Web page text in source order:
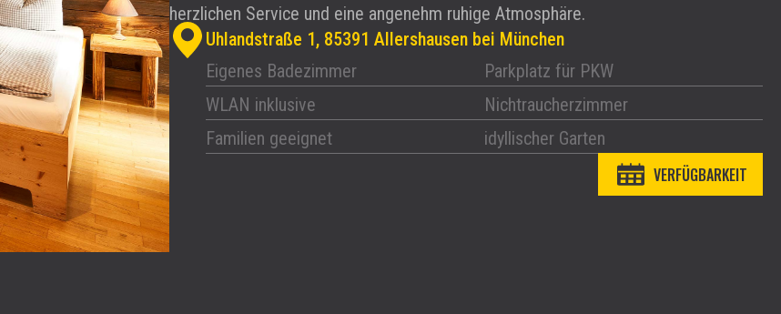
herzlichen Service und eine angenehm ruhige Atmosphäre.
Uhlandstraße 1, 85391 Allershausen bei München
Eigenes Badezimmer
Parkplatz für PKW
WLAN inklusive
Nichtraucherzimmer
Familien geeignet
idyllischer Garten
VERFÜGBARKEIT